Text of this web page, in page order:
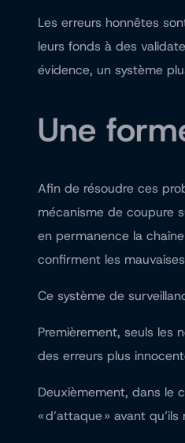
Les erreurs honnêtes
leurs fonds à des
évidence, un système
Une
Afin de résoudre ces
mécanisme de coupure
en permanence la
confirment les
Ce système de
Premièrement, seuls
des erreurs plus
Deuxièmement, dans le
« d’attaque » avant